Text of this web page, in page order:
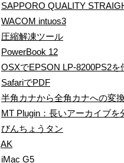
SAPPORO QUALITY
WACOM intuos3
圧縮解凍ツール
PowerBook 12
OSXでEPSON LP-8200PS2を
SafariでPDF
半角カナから全角カナへの変
MT Plugin：長いアーカイブを
びんちょうタン
AK
iMac G5